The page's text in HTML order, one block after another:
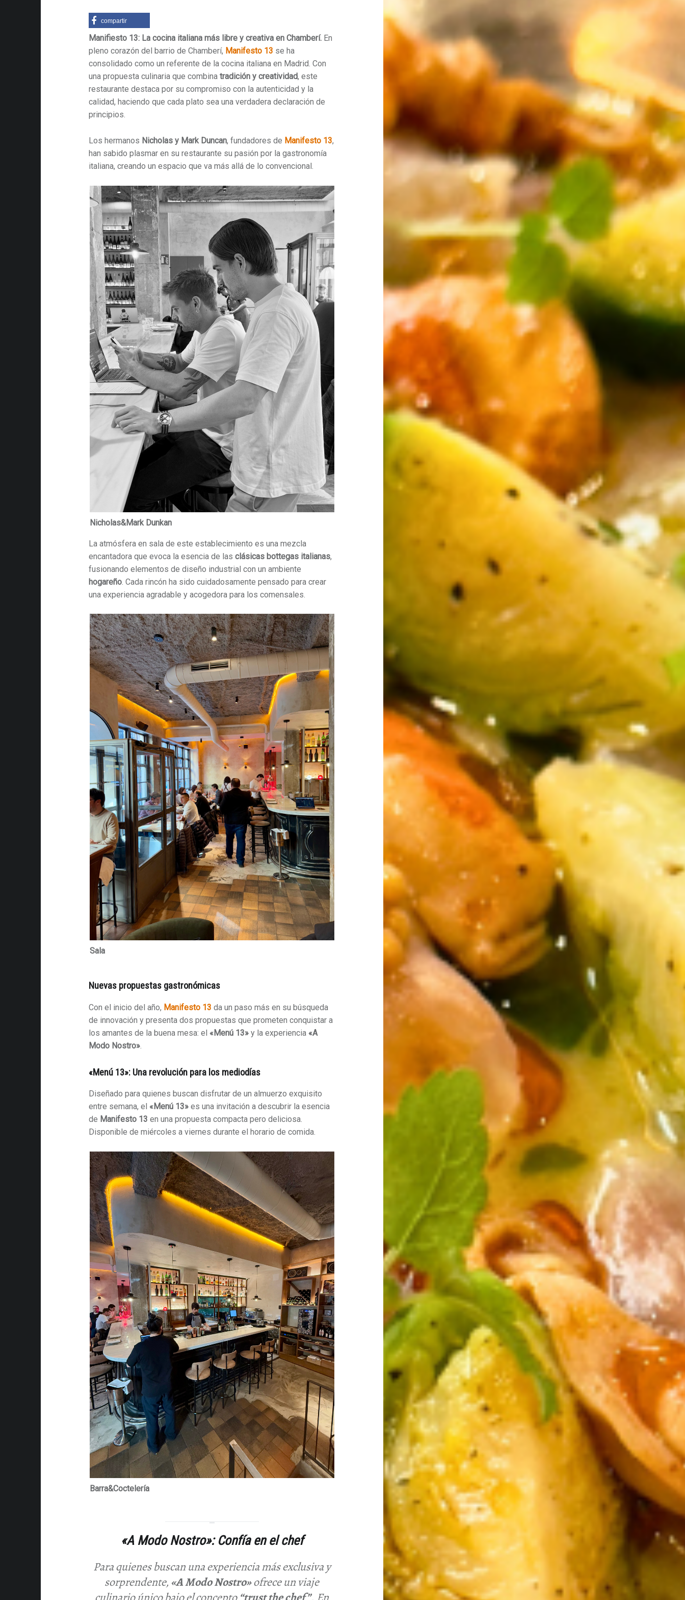
compartir
Manifiesto 13: La cocina italiana más libre y creativa en Chamberí. En
pleno corazón del barrio de Chamberí, Manifesto 13 se ha
consolidado como un referente de la cocina italiana en Madrid.Con
una propuesta culinaria que combinatradición y creatividad, este
restaurante destaca por su compromiso con la autenticidad y la
calidad, haciendo que cada plato sea una verdadera declaración de
principios.
Los hermanos Nicholas y Mark Duncan, fundadores de Manifesto 13,
han sabido plasmar en su restaurante su pasión por la gastronomía
italiana, creando un espacio que va más allá de lo convencional.
Nicholas&Mark Dunkan
La atmósfera en sala de este establecimiento es una mezcla
encantadora que evoca la esencia de lasclásicas bottegas italianas,
fusionando elementos de diseño industrial con un ambiente
hogareño . Cada rincón ha sido cuidadosamente pensado para crear
una experiencia agradable y acogedora para los comensales.
Sala
Nuevas propuestas gastronómicas
Con el inicio del año, Manifesto 13 da un paso más en su búsqueda
de innovación y presenta dos propuestas que prometen conquistar a
los amantes de la buena mesa: el«Menú 13» y la experiencia«A
Modo Nostro»
«Menú 13»: Una revolución para los mediodías
Diseñado para quienes buscan disfrutar de un almuerzo exquisito
entre semana, el«Menú 13» es una invitación a descubrir la esencia
de Manifesto 13 en una propuesta compacta pero deliciosa.
Disponible de miércoles a viernes durante el horario de comida.
Barra&Coctelería
«A Modo Nostro»: Confía en el chef
Para quienes buscan una experiencia más exclusiva y
sorprendente, «A Modo Nostro»ofrece un viaje